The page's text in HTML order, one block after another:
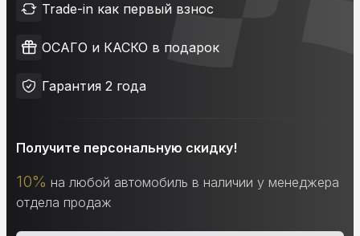
Trade-in как первый взнос
ОСАГО и КАСКО в подарок
Гарантия 2 года
Получите персональную скидку!
10% на любой автомобиль в наличии у менеджера
отдела продаж